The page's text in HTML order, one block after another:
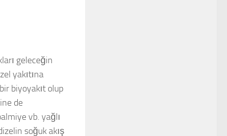
geleceğin
yakıtına
biyoyakıt olup
de
vb. yağlı
soğuk akış